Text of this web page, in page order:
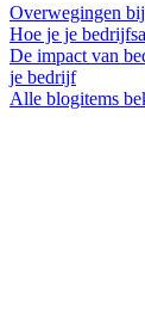
Overwegingen
Hoe je je
De impact van
je bedrijf
Alle blogitems